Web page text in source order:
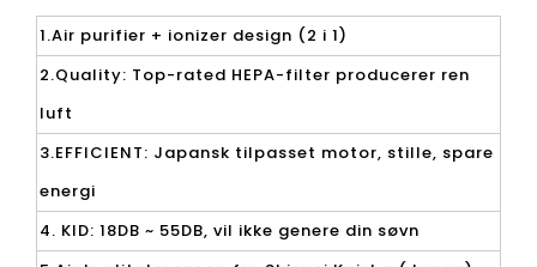
1.Air purifier + ionizer design (2 i 1)
2.Quality: Top-rated HEPA-filter producerer ren
luft
3.EFFICIENT: Japansk tilpasset motor, stille, spare
energi
4. KID: 18DB ~ 55DB, vil ikke genere din søvn